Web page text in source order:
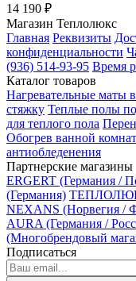
14 190 ₽
Магазин Теплолюкс
Главная Реквизиты
конфиденциальности
(936) 514-93-95 Время
Каталог товаров
Нагревательные маты
стяжку Теплые полы
для теплого пола
Обогрев ванной
антиобледенения
Партнерские магазины
ERGERT (Германия /
(Германия)
NEXANS (Норвегия /
AURA (Германия /
(Многобрендовый
Подписаться